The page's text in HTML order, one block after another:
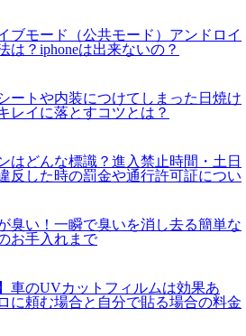
ブモード（公共モード）アンドロイ
は？iphoneは出来ないの？
ートや内装につけてしまった日焼け
レイに落とすコツとは？
はどんな標識？進入禁止時間・土日
反した時の罰金や通行許可証につい
臭い！一瞬で臭いを消し去る簡単な
お手入れまで
車のUVカットフィルムは効果あ
に頼む場合と自分で貼る場合の料金